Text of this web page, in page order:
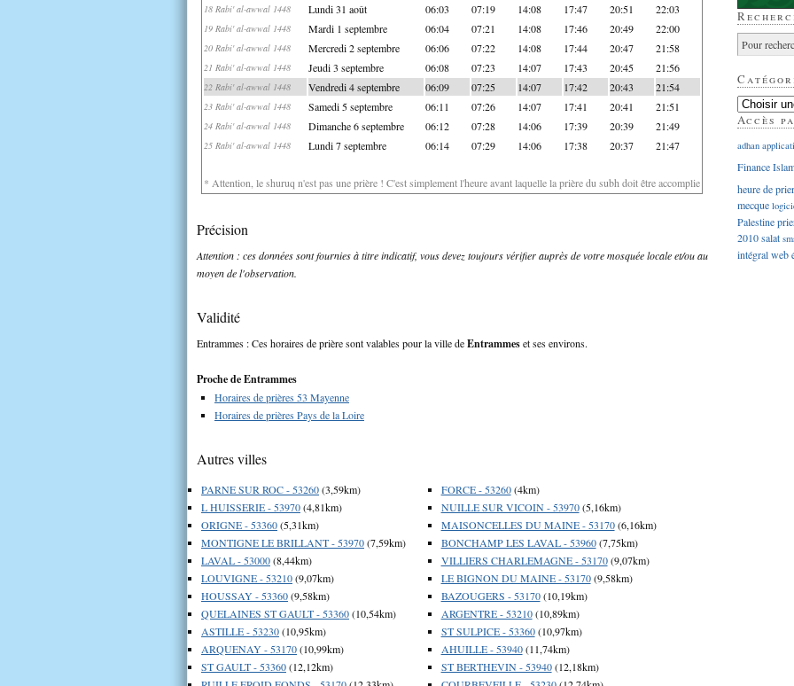
18 Rabi' al-awwal 1448 Lundi 31 août 06:03 07:19 14:08 17:47 20:51 22:03
19 Rabi' al-awwal 1448 Mardi 1 septembre 06:04 07:21 14:08 17:46 20:49 22:00
20 Rabi' al-awwal 1448 Mercredi 2 septembre 06:06 07:22 14:08 17:44 20:47 21:58
21 Rabi' al-awwal 1448 Jeudi 3 septembre 06:08 07:23 14:07 17:43 20:45 21:56
22 Rabi' al-awwal 1448 Vendredi 4 septembre 06:09 07:25 14:07 17:42 20:43 21:54
23 Rabi' al-awwal 1448 Samedi 5 septembre 06:11 07:26 14:07 17:41 20:41 21:51
24 Rabi' al-awwal 1448 Dimanche 6 septembre 06:12 07:28 14:06 17:39 20:39 21:49
25 Rabi' al-awwal 1448 Lundi 7 septembre 06:14 07:29 14:06 17:38 20:37 21:47
* Attention, le shuruq n'est pas une prière ! C'est simplement l'heure avant laquelle la prière du subh doit être accomplie
Précision
Attention : ces données sont fournies à titre indicatif, vous devez toujours vérifier auprès de votre mosquée locale et/ou au
moyen de l'observation.
Validité
Entrammes : Ces horaires de prière sont valables pour la ville deEntrammeset ses environs.
Proche de Entrammes
Horaires de prières 53 Mayenne
Horaires de prières Pays de la Loire
Autres villes
PARNE SUR ROC - 53260(3,59km)
L HUISSERIE - 53970(4,81km)
ORIGNE - 53360(5,31km)
MONTIGNE LE BRILLANT - 53970(7,59km)
LAVAL - 53000(8,44km)
LOUVIGNE - 53210(9,07km)
HOUSSAY - 53360(9,58km)
QUELAINES ST GAULT - 53360(10,54km)
ASTILLE - 53230(10,95km)
ARQUENAY - 53170(10,99km)
ST GAULT - 53360(12,12km)
FORCE - 53260(4km)
NUILLE SUR VICOIN - 53970(5,16km)
MAISONCELLES DU MAINE - 53170(6,16km)
BONCHAMP LES LAVAL - 53960(7,75km)
VILLIERS CHARLEMAGNE - 53170(9,07km)
LE BIGNON DU MAINE - 53170(9,58km)
BAZOUGERS - 53170(10,19km)
ARGENTRE - 53210(10,89km)
ST SULPICE - 53360(10,97km)
AHUILLE - 53940(11,74km)
ST BERTHEVIN - 53940(12,18km)
Accès
adhan
Finance
heure de
mecque
Palestine
2010salat
intégralweb